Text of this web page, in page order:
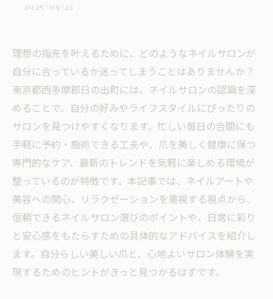
2025/09/22
理想の指先を叶えるために、どのようなネイルサロンが
自分に合っているか迷ってしまうことはありませんか？
東京都西多摩郡日の出町には、ネイルサロンの認識を深
めることで、自分の好みやライフスタイルにぴったりの
サロンを見つけやすくなります。忙しい毎日の合間にも
手軽に予約・施術できる工夫や、爪を美しく健康に保つ
専門的なケア、最新のトレンドを気軽に楽しめる環境が
整っているのが特徴です。本記事では、ネイルアートや
美容への関心、リラクゼーションを重視する視点から、
信頼できるネイルサロン選びのポイントや、日常に彩り
と安心感をもたらすための具体的なアドバイスを紹介し
ます。自分らしい美しい爪と、心地よいサロン体験を実
現するためのヒントがきっと見つかるはずです。